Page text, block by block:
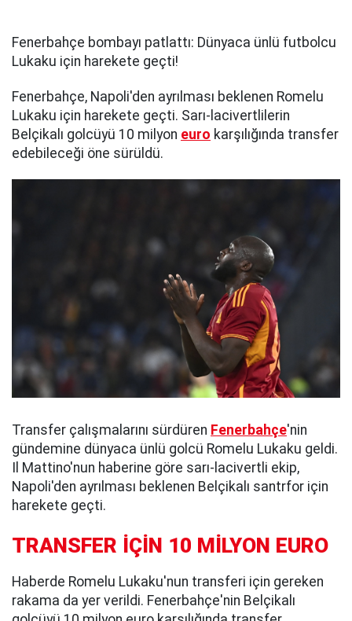
Fenerbahçe bombayı patlattı: Dünyaca ünlü futbolcu
Lukaku için harekete geçti!
Fenerbahçe, Napoli'den ayrılması beklenen Romelu
Lukaku için harekete geçti. Sarı-lacivertlilerin
Belçikalı golcüyü 10 milyon euro karşılığında transfer
edebileceği öne sürüldü.
Transfer çalışmalarını sürdüren Fenerbahçe'nin
gündemine dünyaca ünlü golcü Romelu Lukaku geldi.
Il Mattino'nun haberine göre sarı-lacivertli ekip,
Napoli'den ayrılması beklenen Belçikalı santrfor için
harekete geçti.
TRANSFER İÇİN 10 MİLYON EURO
Haberde Romelu Lukaku'nun transferi için gereken
rakama da yer verildi. Fenerbahçe'nin Belçikalı